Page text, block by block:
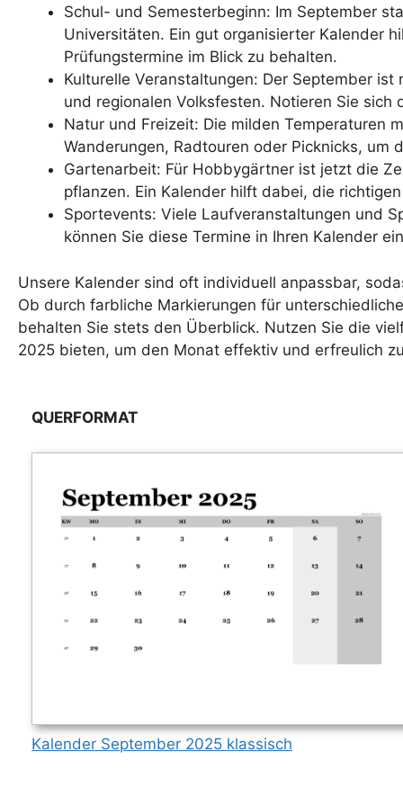
Schul- und Semesterbeginn: Im September
Universitäten. Ein gut organisierter Kalender
Prüfungstermine im Blick zu behalten.
Kulturelle Veranstaltungen: Der September
und regionalen Volksfesten. Notieren Sie
Natur und Freizeit: Die milden Temperaturen
Wanderungen, Radtouren oder Picknicks,
Gartenarbeit: Für Hobbygärtner ist jetzt die
pflanzen. Ein Kalender hilft dabei, die
Sportevents: Viele Laufveranstaltungen und
können Sie diese Termine in Ihren Kalender
Unsere Kalender sind oft individuell anpassbar,
Ob durch farbliche Markierungen für
behalten Sie stets den Überblick. Nutzen Sie die
2025 bieten, um den Monat effektiv und erfreulich
QUERFORMAT
Kalender September 2025 klassisch